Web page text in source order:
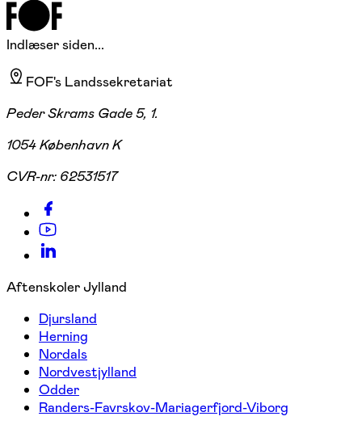
Indlæser siden...
FOF's Landssekretariat
Peder Skrams Gade 5, 1.
1054 København K
CVR-nr: 62531517
Aftenskoler Jylland
Djursland
Herning
Nordals
Nordvestjylland
Odder
Randers-Favrskov-Mariagerfjord-Viborg